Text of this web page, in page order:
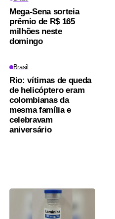
Mega-Sena sorteia
prêmio de R$ 165
milhões neste
domingo
Brasil
Rio: vítimas de queda
de helicóptero eram
colombianas da
mesma família e
celebravam
aniversário